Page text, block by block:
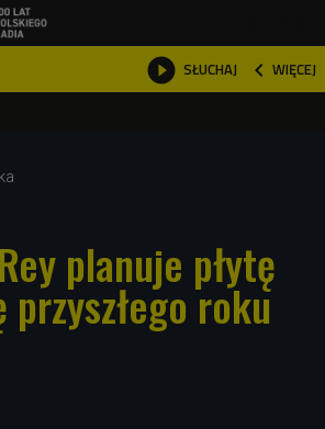
 SŁUCHAJ  WIĘCEJ

planuje płytę
przyszłego roku